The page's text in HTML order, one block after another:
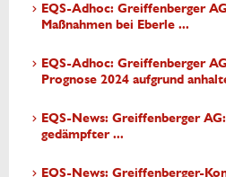
EQS-Adhoc: Greiffenberger
Maßnahmen bei Eberle ...
EQS-Adhoc: Greiffenberger
Prognose 2024 aufgrund
EQS-News: Greiffenberger
gedämpfter ...
EQS-News: Greiffenberger-